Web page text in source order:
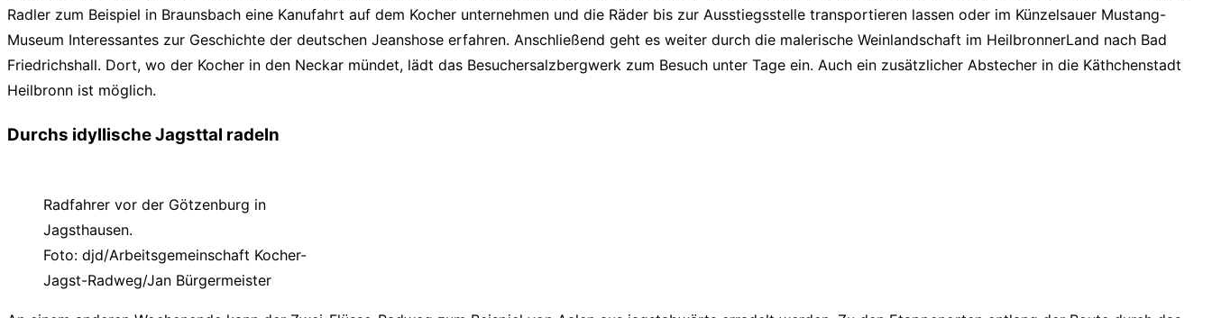
Radler zum Beispiel in Braunsbach eine Kanufahrt auf dem Kocher unternehmen und die Räder bis zur Ausstiegsstelle transportieren lassen oder im Künzelsauer Mustang-
Museum Interessantes zur Geschichte der deutschen Jeanshose erfahren. Anschließend geht es weiter durch die malerische Weinlandschaft im HeilbronnerLand nach Bad
Friedrichshall. Dort, wo der Kocher in den Neckar mündet, lädt das Besuchersalzbergwerk zum Besuch unter Tage ein. Auch ein zusätzlicher Abstecher in die Käthchenstadt
Heilbronn ist möglich.
Durchs idyllische Jagsttal radeln
Radfahrer vor der Götzenburg in
Jagsthausen.
Foto: djd/Arbeitsgemeinschaft Kocher-
Jagst-Radweg/Jan Bürgermeister